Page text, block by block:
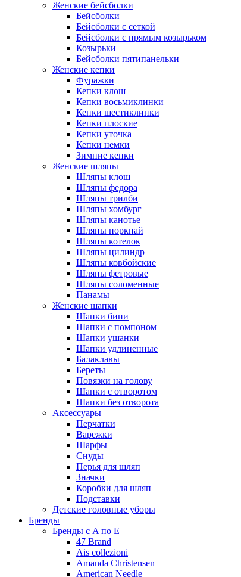
Женские бейсболки
Бейсболки
Бейсболки с сеткой
Бейсболки с прямым козырьком
Козырьки
Бейсболки пятипанельки
Женские кепки
Фуражки
Кепки клош
Кепки восьмиклинки
Кепки шестиклинки
Кепки плоские
Кепки уточка
Кепки немки
Зимние кепки
Женские шляпы
Шляпы клош
Шляпы федора
Шляпы трилби
Шляпы хомбург
Шляпы канотье
Шляпы поркпай
Шляпы котелок
Шляпы цилиндр
Шляпы ковбойские
Шляпы фетровые
Шляпы соломенные
Панамы
Женские шапки
Шапки бини
Шапки с помпоном
Шапки ушанки
Шапки удлиненные
Балаклавы
Береты
Повязки на голову
Шапки с отворотом
Шапки без отворота
Аксессуары
Перчатки
Варежки
Шарфы
Снуды
Перья для шляп
Значки
Коробки для шляп
Подставки
Детские головные уборы
Бренды
Бренды с A по E
47 Brand
Ais collezioni
Amanda Christensen
American Needle